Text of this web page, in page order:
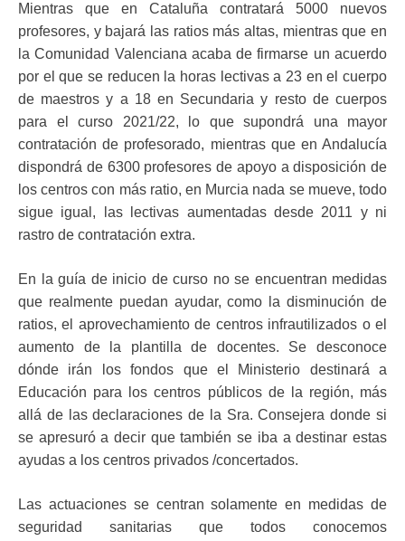
Mientras que en Cataluña contratará 5000 nuevos
profesores, y bajará las ratios más altas, mientras que en
la Comunidad Valenciana acaba de firmarse un acuerdo
por el que se reducen la horas lectivas a 23 en el cuerpo
de maestros y a 18 en Secundaria y resto de cuerpos
para el curso 2021/22, lo que supondrá una mayor
contratación de profesorado, mientras que en Andalucía
dispondrá de 6300 profesores de apoyo a disposición de
los centros con más ratio, en Murcia nada se mueve, todo
sigue igual, las lectivas aumentadas desde 2011 y ni
rastro de contratación extra.
En la guía de inicio de curso no se encuentran medidas
que realmente puedan ayudar, como la disminución de
ratios, el aprovechamiento de centros infrautilizados o el
aumento de la plantilla de docentes. Se desconoce
dónde irán los fondos que el Ministerio destinará a
Educación para los centros públicos de la región, más
allá de las declaraciones de la Sra. Consejera donde si
se apresuró a decir que también se iba a destinar estas
ayudas a los centros privados /concertados.
Las actuaciones se centran solamente en medidas de
seguridad sanitarias que todos conocemos